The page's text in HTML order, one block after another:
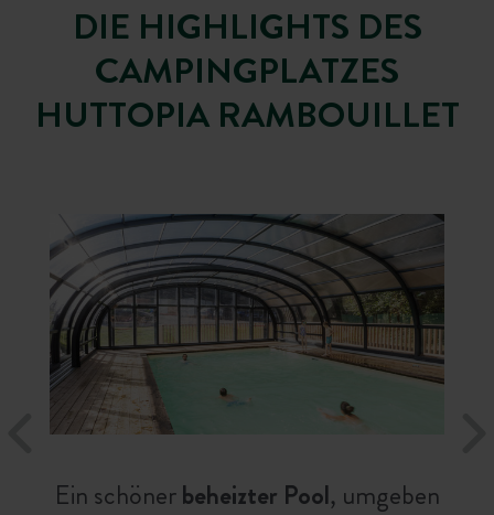
DIE HIGHLIGHTS DES
CAMPINGPLATZES
HUTTOPIA RAMBOUILLET
Ein schönerbeheizter Pool, umgeben